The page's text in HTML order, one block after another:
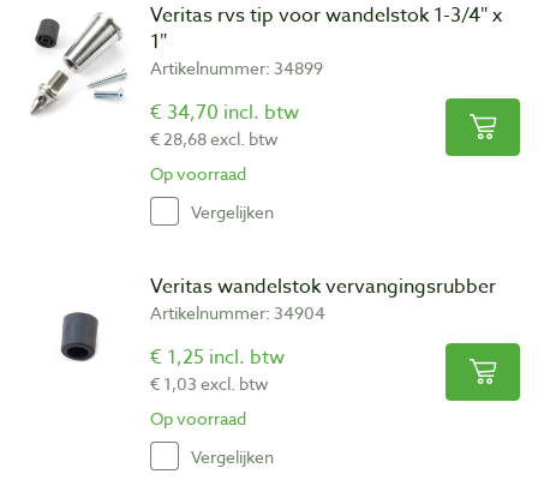
Veritas rvs tip voor wandelstok 1-3/4″ x
1″
Artikelnummer: 34899
€ 34,70 incl. btw
€ 28,68 excl. btw
Op voorraad
Vergelijken
Veritas wandelstok vervangingsrubber
Artikelnummer: 34904
€ 1,25 incl. btw
€ 1,03 excl. btw
Op voorraad
Vergelijken